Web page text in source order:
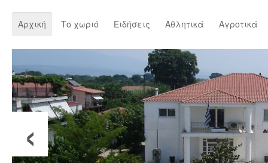
Αρχική Το χωριό Ειδήσεις Αθλητικά Αγροτικά
‹